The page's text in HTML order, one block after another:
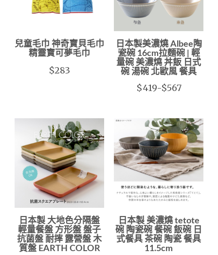
兒童毛巾 神奇寶貝毛巾
精靈寶可夢毛巾
$283
日本製美濃燒 Albee陶
瓷碗 16cm拉麵碗 | 輕
量碗 美濃燒 丼飯 日式
碗 湯碗 北歐風 餐具
$419-$567
日本製 大地色分隔盤
輕量餐盤 方形盤 盤子
抗菌盤 耐摔 露營盤 木
質盤 EARTH COLOR
日本製 美濃燒 tetote
碗 陶瓷碗 餐碗 飯碗 日
式餐具 茶碗 陶瓷 餐具
11.5cm